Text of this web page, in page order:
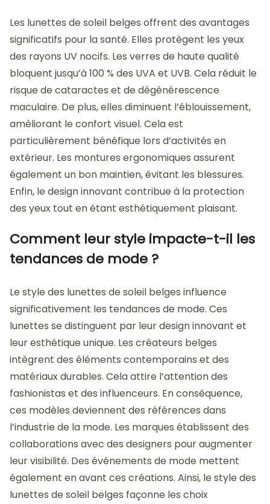
Les lunettes de soleil belges offrent des avantages
significatifs pour la santé. Elles protègent les yeux
des rayons UV nocifs. Les verres de haute qualité
bloquent jusqu’à 100 % des UVA et UVB. Cela réduit le
risque de cataractes et de dégénérescence
maculaire. De plus, elles diminuent l’éblouissement,
améliorant le confort visuel. Cela est
particulièrement bénéfique lors d’activités en
extérieur. Les montures ergonomiques assurent
également un bon maintien, évitant les blessures.
Enfin, le design innovant contribue à la protection
des yeux tout en étant esthétiquement plaisant.
Comment leur style impacte-t-il les
tendances de mode ?
Le style des lunettes de soleil belges influence
significativement les tendances de mode. Ces
lunettes se distinguent par leur design innovant et
leur esthétique unique. Les créateurs belges
intègrent des éléments contemporains et des
matériaux durables. Cela attire l’attention des
fashionistas et des influenceurs. En conséquence,
ces modèles deviennent des références dans
l’industrie de la mode. Les marques établissent des
collaborations avec des designers pour augmenter
leur visibilité. Des événements de mode mettent
également en avant ces créations. Ainsi, le style des
lunettes de soleil belges façonne les choix